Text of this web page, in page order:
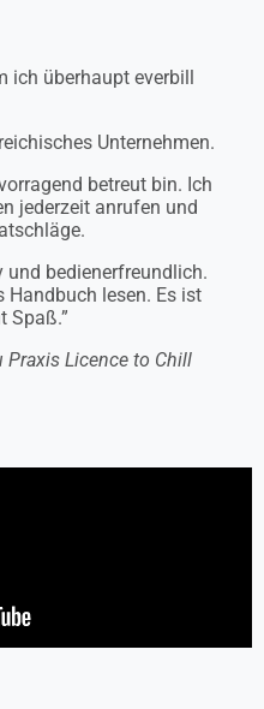
ich überhaupt everbill
Unternehmen.
betreut bin. Ich
jederzeit anrufen und
und bedienerfreundlich.
Handbuch lesen. Es ist
Spaß.”
Praxis Licence to Chill